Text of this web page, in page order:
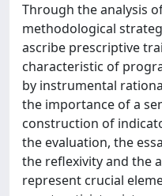
Through the analysis
methodological
ascribe prescriptive
characteristic of
by instrumental
the importance of a
construction of
the evaluation, the
the reflexivity and the
represent crucial